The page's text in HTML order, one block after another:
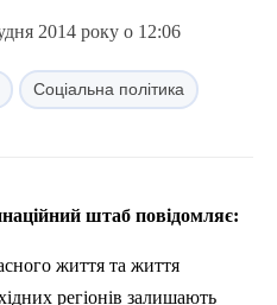
2014 року о 12:06
Соціальна політика
штаб повідомляє:
життя та життя
регіонів залишають